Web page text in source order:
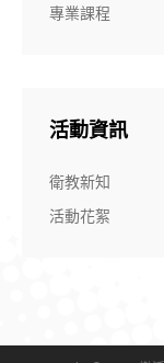
專業課程
活動資訊
衛教新知
活動花絮